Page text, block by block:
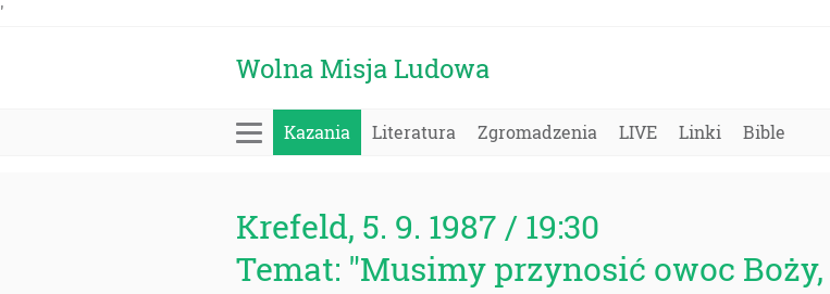
'
Wolna Misja Ludowa
Kazania Literatura Zgromadzenia LIVE Linki Bible
Krefeld, 5. 9. 1987 / 19:30
Temat: "Musimy przynosić owoc